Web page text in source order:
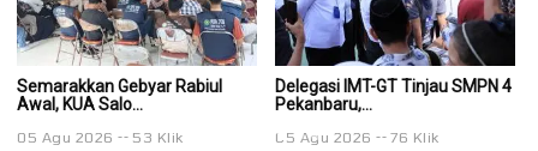
Semarakkan Gebyar Rabiul
Awal, KUA Salo...
05 Agu 2026 53 Klik
Delegasi IMT-GT Tinjau SMPN 4
Pekanbaru,...
05 Agu 2026 76 Klik